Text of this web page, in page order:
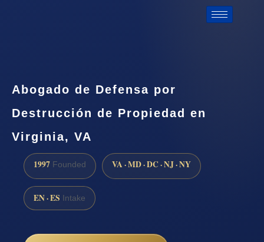
Abogado de Defensa por
Destrucción de Propiedad en
Virginia, VA
1997 Founded VA · MD · DC · NJ · NY
EN · ES Intake